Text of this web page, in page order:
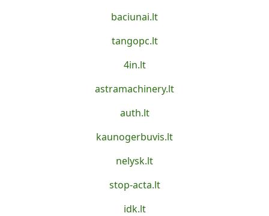
baciunai.lt
tangopc.lt
4in.lt
astramachinery.lt
auth.lt
kaunogerbuvis.lt
nelysk.lt
stop-acta.lt
idk.lt